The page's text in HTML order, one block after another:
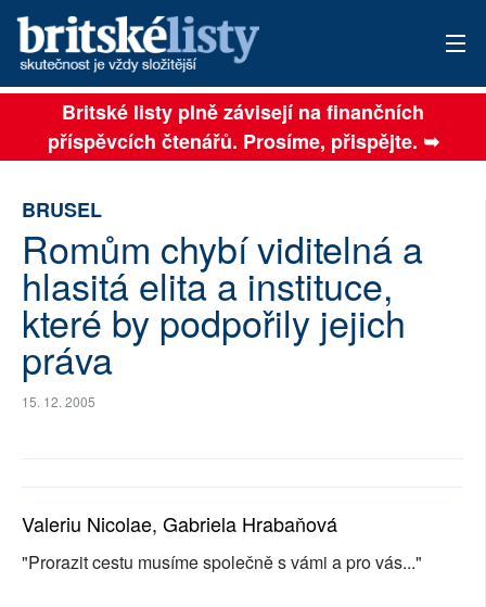
AKTUÁLNÍ VYDÁNÍ
ARCHIV
TÉMATA
AUTOŘI
PŘÍSPĚVKY NA PROVOZ
SOCIÁLNÍ SÍTĚ
PLNÁ VERZE STRÁNEK
Britské listy plně závisejí na finančních
příspěvcích čtenářů. Prosíme, přispějte. ➥
BRUSEL
Romům chybí viditelná a
hlasitá elita a instituce,
které by podpořily jejich
práva
15. 12. 2005
Valeriu Nicolae, Gabriela Hrabaňová
"Prorazit cestu musíme společně s vámi a pro vás..."